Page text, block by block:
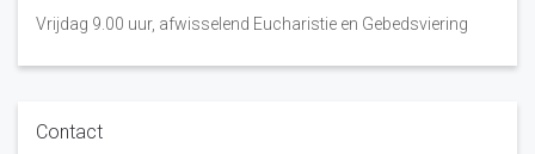
Vrijdag 9.00 uur, afwisselend Eucharistie en Gebedsviering
Contact